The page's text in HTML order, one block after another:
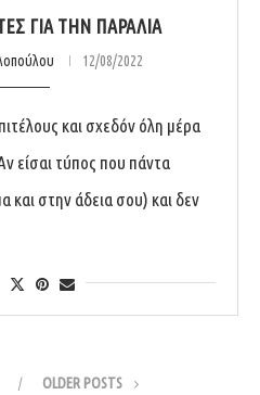
ΓΙΑ ΤΗΝ ΠΑΡΑΛΙΑ
12/08/2022
και σχεδόν όλη μέρα
είσαι τύπος που πάντα
και στην άδεια σου) και δεν
OLDER POSTS